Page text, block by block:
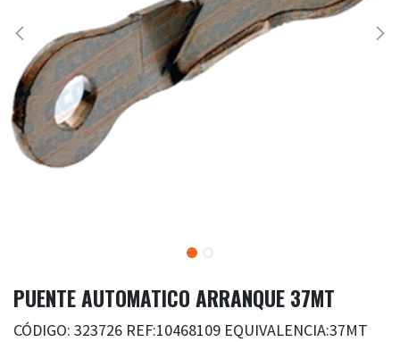
PUENTE AUTOMATICO ARRANQUE 37MT
CÓDIGO: 323726 REF:10468109 EQUIVALENCIA:37MT